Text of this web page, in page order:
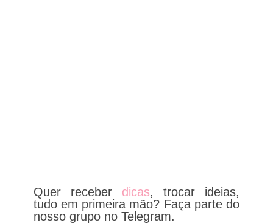
Quer receber dicas, trocar ideias,
tudo em primeira mão? Faça parte do
nosso grupo no Telegram.